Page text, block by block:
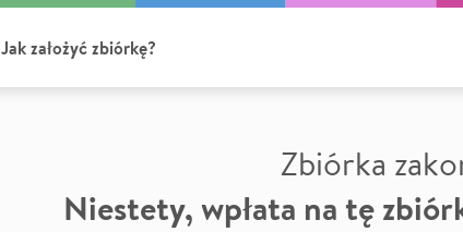
Jak założyć zbiórkę?
Zbiórka
Niestety, wpłata na tę